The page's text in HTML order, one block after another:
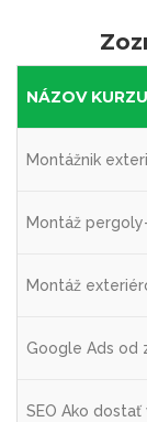
NÁZOV KURZU
Montážnik
Montáž
Montáž
Google Ads od
SEO Ako